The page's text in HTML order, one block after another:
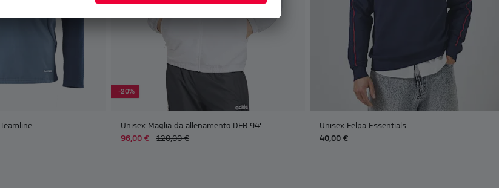
-20%
Unisex Maglia da allenamento DFB 94'
96,00 €
120,00 €
Unisex Felpa Essentials
40,00 €